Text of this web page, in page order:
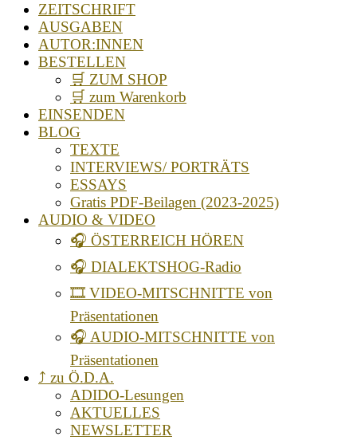
ZEITSCHRIFT
AUSGABEN
AUTOR:INNEN
BESTELLEN
🛒 ZUM SHOP
🛒 zum Warenkorb
EINSENDEN
BLOG
TEXTE
INTERVIEWS/ PORTRÄTS
ESSAYS
Gratis PDF-Beilagen (2023-2025)
AUDIO & VIDEO
🎧 ÖSTERREICH HÖREN
🎧 DIALEKTSHOG-Radio
🎞️ VIDEO-MITSCHNITTE von
Präsentationen
🎧 AUDIO-MITSCHNITTE von
Präsentationen
⤴️ zu Ö.D.A.
ADIDO-Lesungen
AKTUELLES
NEWSLETTER